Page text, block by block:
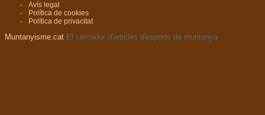
Avís legal .
Política de cookies.
Política de privacitat.
Muntanyisme.cat El cercador d'articles d'esports de muntanya